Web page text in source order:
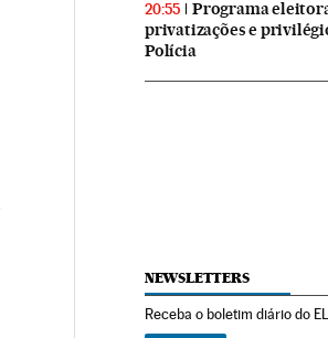
20:55
Programa
privatizações e
Polícia
NEWSLETTERS
Receba o boletim diário do